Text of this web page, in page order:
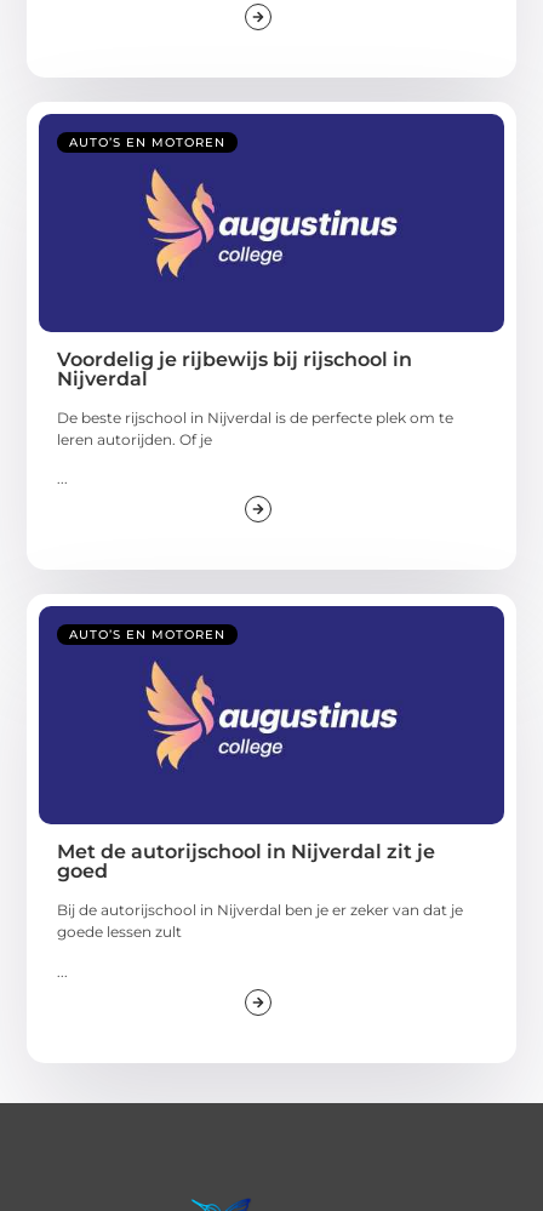
AUTO’S EN MOTOREN
Voordelig je rijbewijs bij rijschool in
Nijverdal
De beste rijschool in Nijverdal is de perfecte plek om te
leren autorijden. Of je
...
AUTO’S EN MOTOREN
Met de autorijschool in Nijverdal zit je
goed
Bij de autorijschool in Nijverdal ben je er zeker van dat je
goede lessen zult